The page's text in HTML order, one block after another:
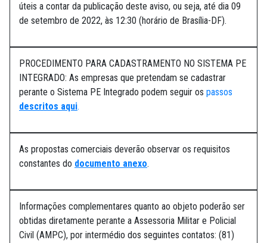
úteis a contar da publicação deste aviso, ou seja, até dia 09
de setembro de 2022, às 12:30 (horário de Brasília-DF).
PROCEDIMENTO PARA CADASTRAMENTO NO SISTEMA PE
INTEGRADO: As empresas que pretendam se cadastrar
perante o Sistema PE Integrado podem seguir os passos
descritos aqui.
As propostas comerciais deverão observar os requisitos
constantes do documento anexo.
Informações complementares quanto ao objeto poderão ser
obtidas diretamente perante a Assessoria Militar e Policial
Civil (AMPC), por intermédio dos seguintes contatos: (81)